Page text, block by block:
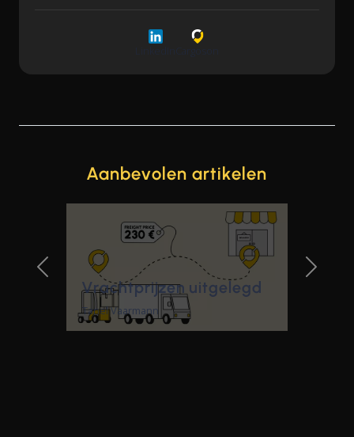
Aanbevolen artikelen
Vrachtprijzen uitgelegd
Tanel Vaarmann
Previous Slide Next